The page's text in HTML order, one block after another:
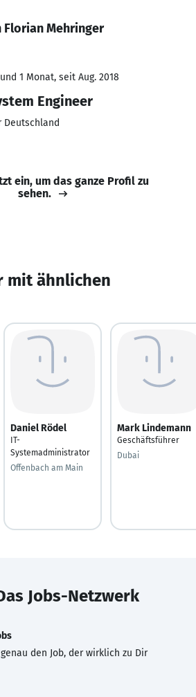
Mehringer
1 Monat, seit Aug. 2018
Engineer
Deutschland
ein, um das ganze Profil zu
sehen.
mit ähnlichen
Daniel Rödel
IT-
Systemadministrator
Offenbach am Main
Mark Lindemann
Geschäftsführer
Dubai
Jobs-Netzwerk
den Job, der wirklich zu Dir